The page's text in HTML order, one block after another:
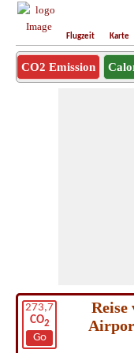
Flugzeit Karte
CO2 Emission
273,7
CO2
Go